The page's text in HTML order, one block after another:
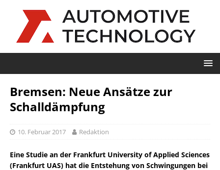
Bremsen: Neue Ansätze zur
Schalldämpfung
10. Februar 2017 Redaktion
Eine Studie an der Frankfurt University of Applied Sciences
(Frankfurt UAS) hat die Entstehung von Schwingungen bei